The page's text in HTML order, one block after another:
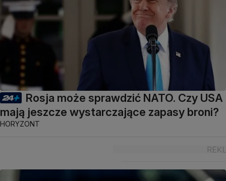
Rosja może sprawdzić NATO. Czy USA
mają jeszcze wystarczające zapasy broni?
HORYZONT